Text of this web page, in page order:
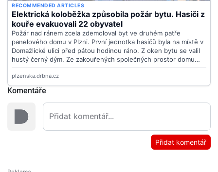
Komentáře
Přidat komentář